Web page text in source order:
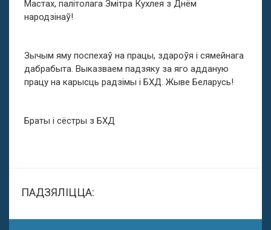
Мастах, палітолага Змітра Кухлея з Днём
народзінаў!
Зычым яму поспехаў на працы, здароўя і сямейнага
дабрабыта. Выказваем падзяку за яго адданую
працу на карысць радзімы і БХД. Жыве Беларусь!
Браты і сёстры з БХД
ПАДЗЯЛІЦЦА: